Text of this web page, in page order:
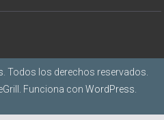
. Todos los derechos reservados.
Funciona con WordPress